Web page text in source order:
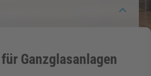
Zargen anzeigen
Aussenverglasung
Ganzglasanlagen